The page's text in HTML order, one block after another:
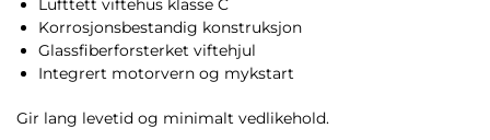
Lufttett viftehus klasse C
Korrosjonsbestandig konstruksjon
Glassfiberforsterket viftehjul
Integrert motorvern og mykstart
Gir lang levetid og minimalt vedlikehold.